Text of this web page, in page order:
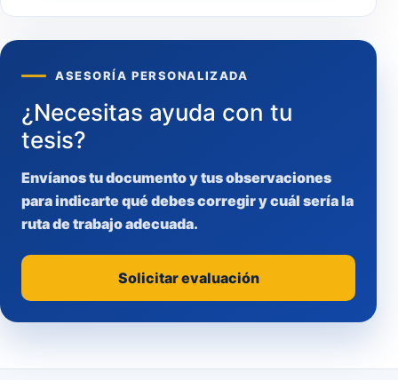
ASESORÍA PERSONALIZADA
¿Necesitas ayuda con tu
tesis?
Envíanos tu documento y tus observaciones
para indicarte qué debes corregir y cuál sería la
ruta de trabajo adecuada.
Solicitar evaluación